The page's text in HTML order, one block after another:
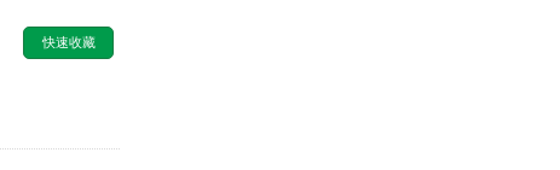
快速收藏